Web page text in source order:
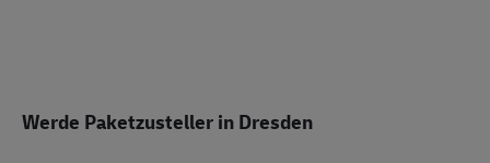
Werde Paketzusteller in Dresden